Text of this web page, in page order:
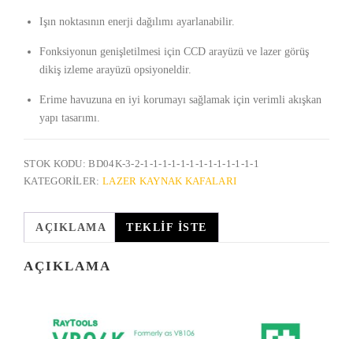
Işın noktasının enerji dağılımı ayarlanabilir.
Fonksiyonun genişletilmesi için CCD arayüzü ve lazer görüş
dikiş izleme arayüzü opsiyoneldir.
Erime havuzuna en iyi korumayı sağlamak için verimli akışkan
yapı tasarımı.
STOK KODU:BD04K-3-2-1-1-1-1-1-1-1-1-1-1-1-1-1
KATEGORILER: LAZER KAYNAK KAFALARI
AÇIKLAMA TEKLIF İSTE
AÇIKLAMA